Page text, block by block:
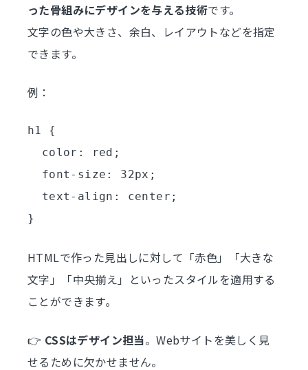
った骨組みにデザインを与える技術です。
文字の色や大きさ、余白、レイアウトなどを指定
できます。
例：
h1 {
  color: red;
  font-size: 32px;
  text-align: center;
HTMLで作った見出しに対して「赤色」「大きな
文字」「中央揃え」といったスタイルを適用する
ことができます。
👉 CSSはデザイン担当。Webサイトを美しく見
せるために欠かせません。